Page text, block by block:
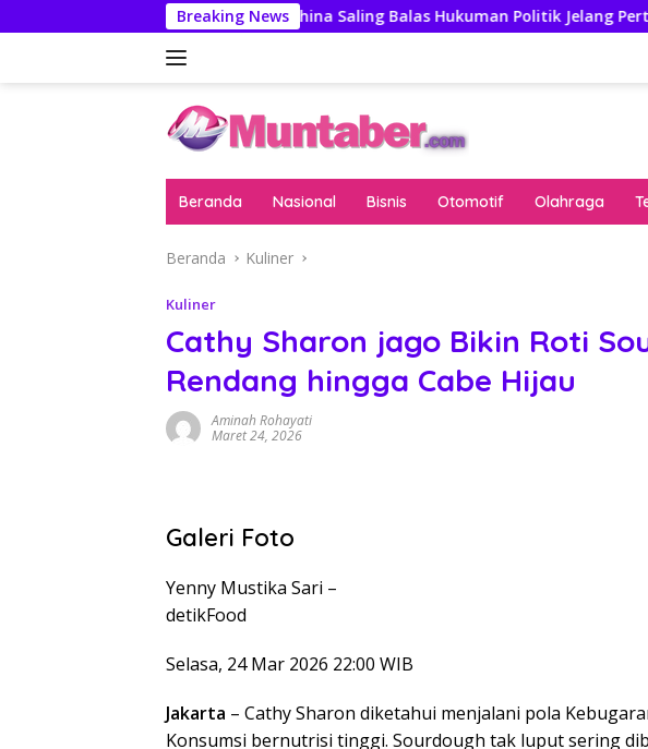
ke
Breaking News
AS-China Saling Balas Hukuman Politik Jelang Pertemuan
Beranda Nasional Bisnis Otomotif Olahraga
Beranda Kuliner
Kuliner
Cathy Sharon jago Bikin Roti
Rendang hingga Cabe Hijau
Aminah Rohayati
Maret 24, 2026
Galeri Foto
Yenny Mustika Sari –
detikFood
Selasa, 24 Mar 2026 22:00 WIB
Jakarta – Cathy Sharon diketahui menjalani pola
Konsumsi bernutrisi tinggi. Sourdough tak luput sering